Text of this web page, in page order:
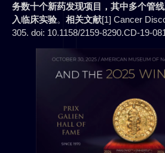
务数十个新药发现项目，其中多个管
入临床实验。 相关文献[1] Cancer
305. doi: 10.1158/2159-8290.CD-19-